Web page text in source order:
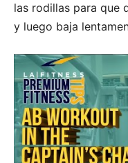
las rodillas para que
y luego baja